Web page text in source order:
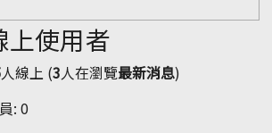
上使用者
人線上 (3人在瀏覽最新消息)
: 0